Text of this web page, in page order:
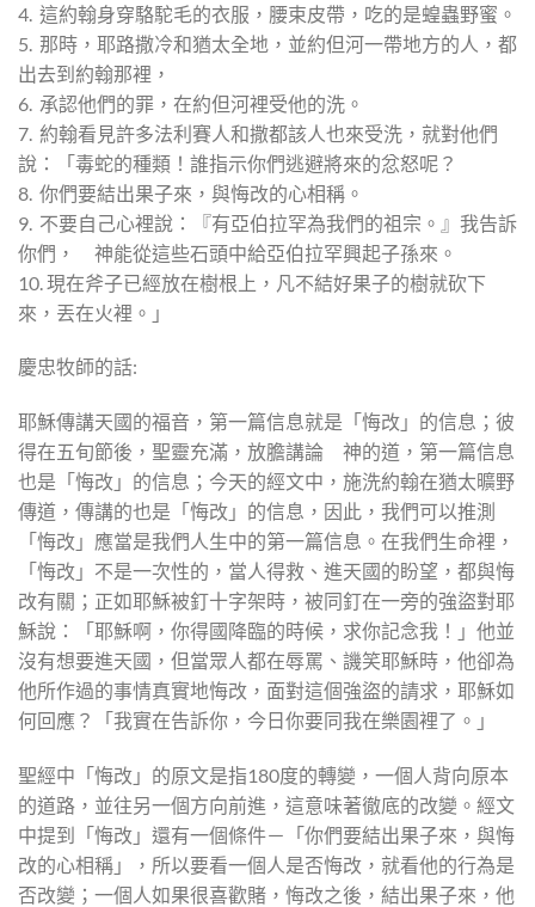
4. 這約翰身穿駱駝毛的衣服，腰束皮帶，吃的是蝗蟲野蜜。
5. 那時，耶路撒冷和猶太全地，並約但河一帶地方的人，都
出去到約翰那裡，
6. 承認他們的罪，在約但河裡受他的洗。
7. 約翰看見許多法利賽人和撒都該人也來受洗，就對他們
說：「毒蛇的種類！誰指示你們逃避將來的忿怒呢？
8. 你們要結出果子來，與悔改的心相稱。
9. 不要自己心裡說：『有亞伯拉罕為我們的祖宗。』我告訴
你們， 神能從這些石頭中給亞伯拉罕興起子孫來。
10. 現在斧子已經放在樹根上，凡不結好果子的樹就砍下
來，丟在火裡。」
慶忠牧師的話:
耶穌傳講天國的福音，第一篇信息就是「悔改」的信息；彼
得在五旬節後，聖靈充滿，放膽講論 神的道，第一篇信息
也是「悔改」的信息；今天的經文中，施洗約翰在猶太曠野
傳道，傳講的也是「悔改」的信息，因此，我們可以推測
「悔改」應當是我們人生中的第一篇信息。在我們生命裡，
「悔改」不是一次性的，當人得救、進天國的盼望，都與悔
改有關；正如耶穌被釘十字架時，被同釘在一旁的強盜對耶
穌說：「耶穌啊，你得國降臨的時候，求你記念我！」他並
沒有想要進天國，但當眾人都在辱罵、譏笑耶穌時，他卻為
他所作過的事情真實地悔改，面對這個強盜的請求，耶穌如
何回應？「我實在告訴你，今日你要同我在樂園裡了。」
聖經中「悔改」的原文是指180度的轉變，一個人背向原本
的道路，並往另一個方向前進，這意味著徹底的改變。經文
中提到「悔改」還有一個條件－「你們要結出果子來，與悔
改的心相稱」，所以要看一個人是否悔改，就看他的行為是
否改變；一個人如果很喜歡賭，悔改之後，結出果子來，他